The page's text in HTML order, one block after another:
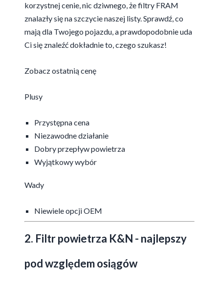
korzystnej cenie, nic dziwnego, że filtry FRAM
znalazły się na szczycie naszej listy. Sprawdź, co
mają dla Twojego pojazdu, a prawdopodobnie uda
Ci się znaleźć dokładnie to, czego szukasz!
Zobacz ostatnią cenę
Plusy
Przystępna cena
Niezawodne działanie
Dobry przepływ powietrza
Wyjątkowy wybór
Wady
Niewiele opcji OEM
2. Filtr powietrza K&N - najlepszy
pod względem osiągów